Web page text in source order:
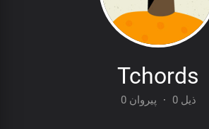
Tchords
0 پیروان · 0 ذیل